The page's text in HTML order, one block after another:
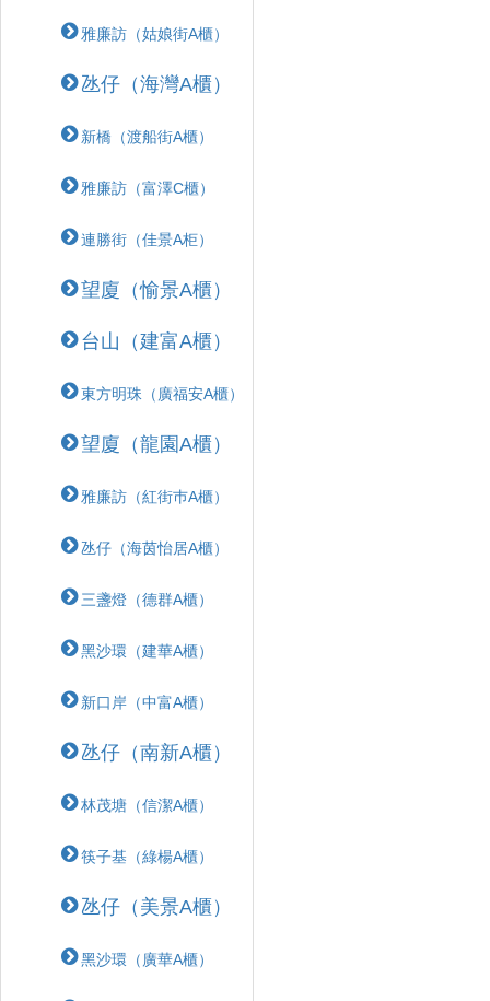
雅廉訪（姑娘街A櫃）
氹仔（海灣A櫃）
新橋（渡船街A櫃）
雅廉訪（富澤C櫃）
連勝街（佳景A柜）
望廈（愉景A櫃）
台山（建富A櫃）
東方明珠（廣福安A櫃）
望廈（龍園A櫃）
雅廉訪（紅街巿A櫃）
氹仔（海茵怡居A櫃）
三盞燈（德群A櫃）
黑沙環（建華A櫃）
新口岸（中富A櫃）
氹仔（南新A櫃）
林茂塘（信潔A櫃）
筷子基（綠楊A櫃）
氹仔（美景A櫃）
黑沙環（廣華A櫃）